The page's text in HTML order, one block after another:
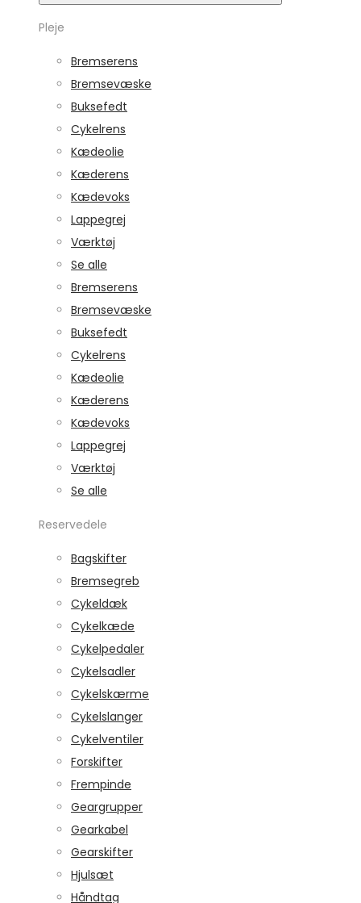
Pleje
Bremserens
Bremsevæske
Buksefedt
Cykelrens
Kædeolie
Kæderens
Kædevoks
Lappegrej
Værktøj
Se alle
Bremserens
Bremsevæske
Buksefedt
Cykelrens
Kædeolie
Kæderens
Kædevoks
Lappegrej
Værktøj
Se alle
Reservedele
Bagskifter
Bremsegreb
Cykeldæk
Cykelkæde
Cykelpedaler
Cykelsadler
Cykelskærme
Cykelslanger
Cykelventiler
Forskifter
Frempinde
Geargrupper
Gearkabel
Gearskifter
Hjulsæt
Håndtag